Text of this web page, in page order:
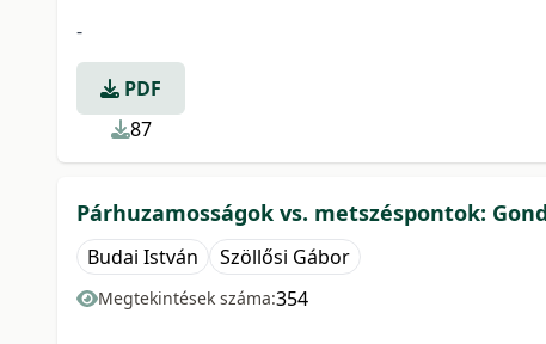
-
PDF
87
Párhuzamosságok vs. metszéspontok:
Budai István Szöllősi Gábor
Megtekintések száma:354